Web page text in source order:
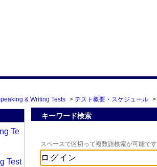
& Writing Tests > テスト概要・スケジュール >
Te
Test
キーワード検索
スペースで区切って複数語検索が可能です